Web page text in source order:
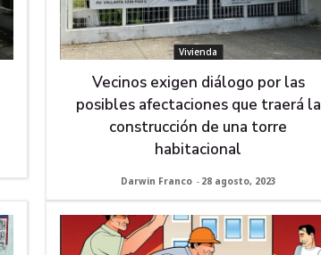
Vivienda
Vecinos exigen diálogo por las
posibles afectaciones que traerá la
construcción de una torre
habitacional
Darwin Franco - 28 agosto, 2023